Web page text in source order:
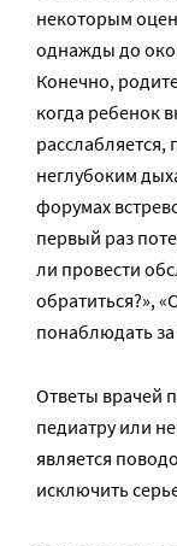
некоторым
однажды до
Конечно,
когда ребенок
расслабляется,
неглубоким
форумах
первый раз
ли провести
обратиться?»,
понаблюдать за
Ответы врачей
педиатру или
является
исключить